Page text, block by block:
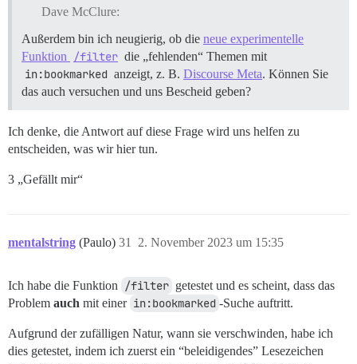
Dave McClure:
Außerdem bin ich neugierig, ob die neue experimentelle
Funktion
/filter die „fehlenden“ Themen mit
in:bookmarked anzeigt, z. B. Discourse Meta. Können Sie
das auch versuchen und uns Bescheid geben?
Ich denke, die Antwort auf diese Frage wird uns helfen zu
entscheiden, was wir hier tun.
3 „Gefällt mir“
mentalstring (Paulo) 2. November 2023 um 15:35
31
Ich habe die Funktion /filter getestet und es scheint, dass das
Problem auch mit einer in:bookmarked -Suche auftritt.
Aufgrund der zufälligen Natur, wann sie verschwinden, habe ich
dies getestet, indem ich zuerst ein “beleidigendes” Lesezeichen